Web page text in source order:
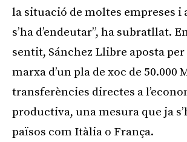
la situació de moltes empreses i
s’ha d’endeutar”, ha subratllat.
sentit, Sánchez Llibre aposta per
marxa d’un pla de xoc de 50.000
transferències directes a
productiva, una mesura que ja
països com Itàlia o França.